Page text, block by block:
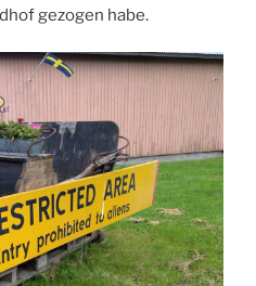
gezogen habe.